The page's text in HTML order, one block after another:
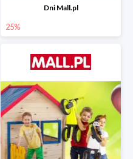
Dni Mall.pl
25%